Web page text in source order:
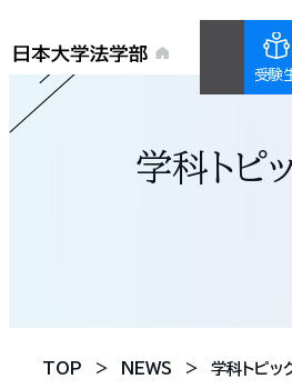
受験
学科トピ
TOP NEWS 学科トピッ